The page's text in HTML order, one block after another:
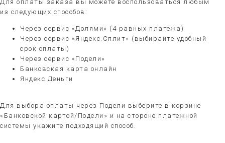
Для оплаты заказа вы можете воспользоваться любым
из следующих способов:
Через сервис «Долями» (4 равных платежа)
Через сервис «Яндекс.Сплит» (выбирайте удобный
срок оплаты)
Через сервис «Подели»
Банковская карта онлайн
Яндекс.Деньги
Для выбора оплаты через Подели выберите в корзине
«Банковской картой/Подели» и на стороне платежной
системы укажите подходящий способ.